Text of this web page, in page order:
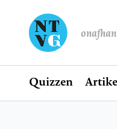
Home
Quizzen